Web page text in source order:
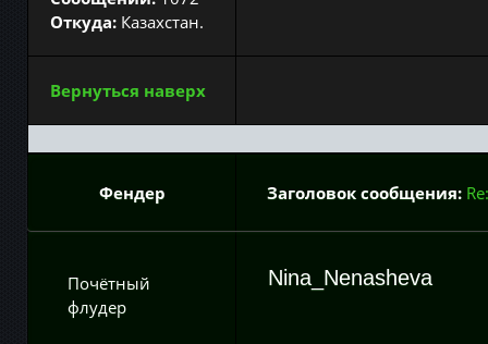
Откуда: Казахстан.
Вернуться наверх
Фендер Заголовок сообщения:
Почётный
флудер
Nina_Nenasheva